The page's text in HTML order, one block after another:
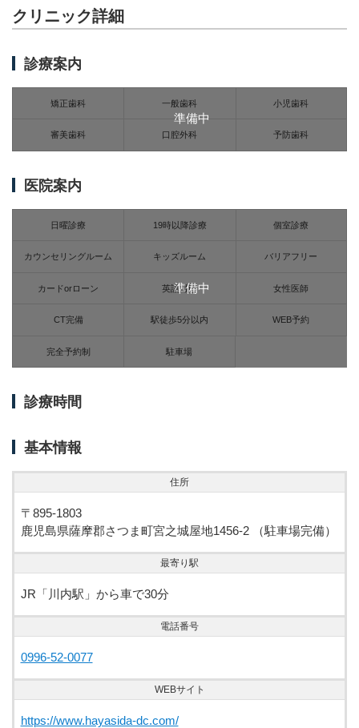
クリニック詳細
診療案内
準備中
矯正歯科 一般歯科 小児歯科
審美歯科 口腔外科 予防歯科
医院案内
準備中
日曜診療 19時以降診療 個室診療
カウンセリングルーム キッズルーム バリアフリー
カードorローン 英語対応 女性医師
CT完備 駅徒歩5分以内 WEB予約
完全予約制 駐車場
診療時間
基本情報
住所
〒895-1803
鹿児島県薩摩郡さつま町宮之城屋地1456-2 （駐車場完備）
最寄り駅
JR「川内駅」から車で30分
電話番号
0996-52-0077
WEBサイト
https://www.hayasida-dc.com/